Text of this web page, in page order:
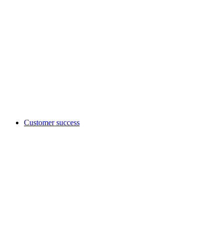
Customer success